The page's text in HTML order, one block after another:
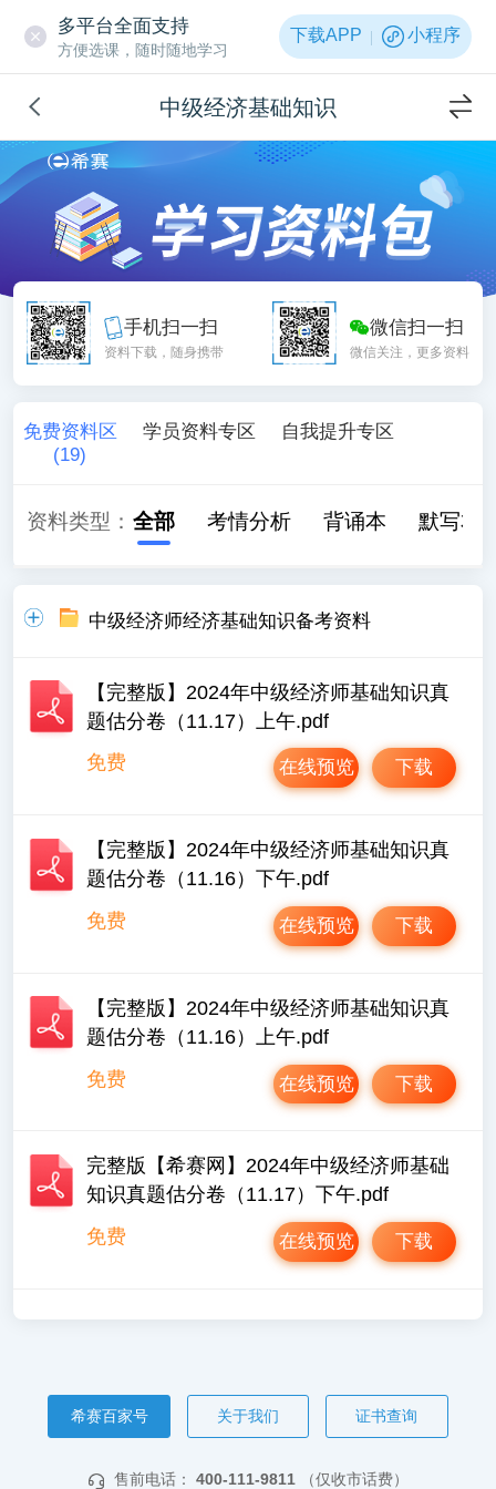
多平台全面支持
方便选课，随时随地学习
下载APP 小程序
中级经济基础知识
手机扫一扫
资料下载，随身携带
微信扫一扫
微信关注，更多资料
免费资料区
(19)
学员资料专区 自我提升专区
资料类型： 全部 考情分析 背诵本 默写本
中级经济师经济基础知识备考资料
【完整版】2024年中级经济师基础知识真
题估分卷（11.17）上午.pdf
免费
下载
在线预览
【完整版】2024年中级经济师基础知识真
题估分卷（11.16）下午.pdf
免费
下载
在线预览
【完整版】2024年中级经济师基础知识真
题估分卷（11.16）上午.pdf
免费
下载
在线预览
完整版【希赛网】2024年中级经济师基础
知识真题估分卷（11.17）下午.pdf
免费
下载
在线预览
希赛百家号 关于我们 证书查询
售前电话： 400-111-9811 （仅收市话费）